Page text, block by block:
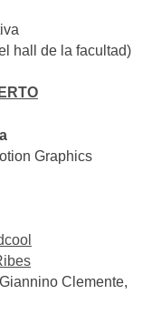
hall de la facultad)
Graphics
Clemente,